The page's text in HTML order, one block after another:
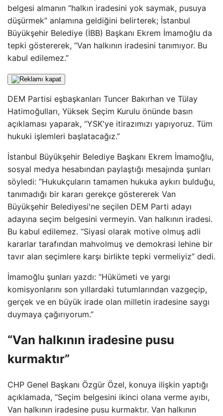
belgesi almanın “halkın iradesini yok saymak, pusuya
düşürmek” anlamına geldiğini belirterek; İstanbul
Büyükşehir Belediye (İBB) Başkanı Ekrem İmamoğlu da
tepki göstererek, “Van halkının iradesini tanımıyor. Bu
kabul edilemez.”
DEM Partisi eşbaşkanları Tuncer Bakırhan ve Tülay
Hatimoğulları, Yüksek Seçim Kurulu önünde basın
açıklaması yaparak, “YSK'ye itirazımızı yapıyoruz. Tüm
hukuki işlemleri başlatacağız.”
İstanbul Büyükşehir Belediye Başkanı Ekrem İmamoğlu,
sosyal medya hesabından paylaştığı mesajında ​​şunları
söyledi: “Hukukçuların tamamen hukuka aykırı bulduğu,
tanımadığı bir kararı gerekçe göstererek Van
Büyükşehir Belediyesi'ne seçilen DEM Parti adayı
adayına seçim belgesini vermeyin. Van halkının iradesi.
Bu kabul edilemez. “Siyasi olarak motive olmuş adli
kararlar tarafından mahvolmuş ve demokrasi lehine bir
tavır alan seçimlere karşı birlikte tepki vermeliyiz” dedi.
İmamoğlu şunları yazdı: “Hükümeti ve yargı
komisyonlarını son yıllardaki tutumlarından vazgeçip,
gerçek ve en büyük irade olan milletin iradesine saygı
duymaya çağırıyorum.”
“Van halkının iradesine pusu
kurmaktır”
CHP Genel Başkanı Özgür Özel, konuya ilişkin yaptığı
açıklamada, “Seçim belgesini ikinci olana verme ayıbı,
Van halkının iradesine pusu kurmaktır. Van halkının